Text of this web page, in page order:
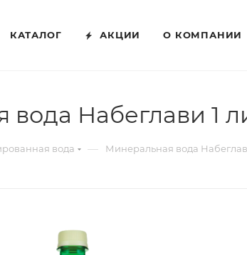
КАТАЛОГ АКЦИИ О КОМПАНИИ
Набеглави 1
вода — Минеральная вода